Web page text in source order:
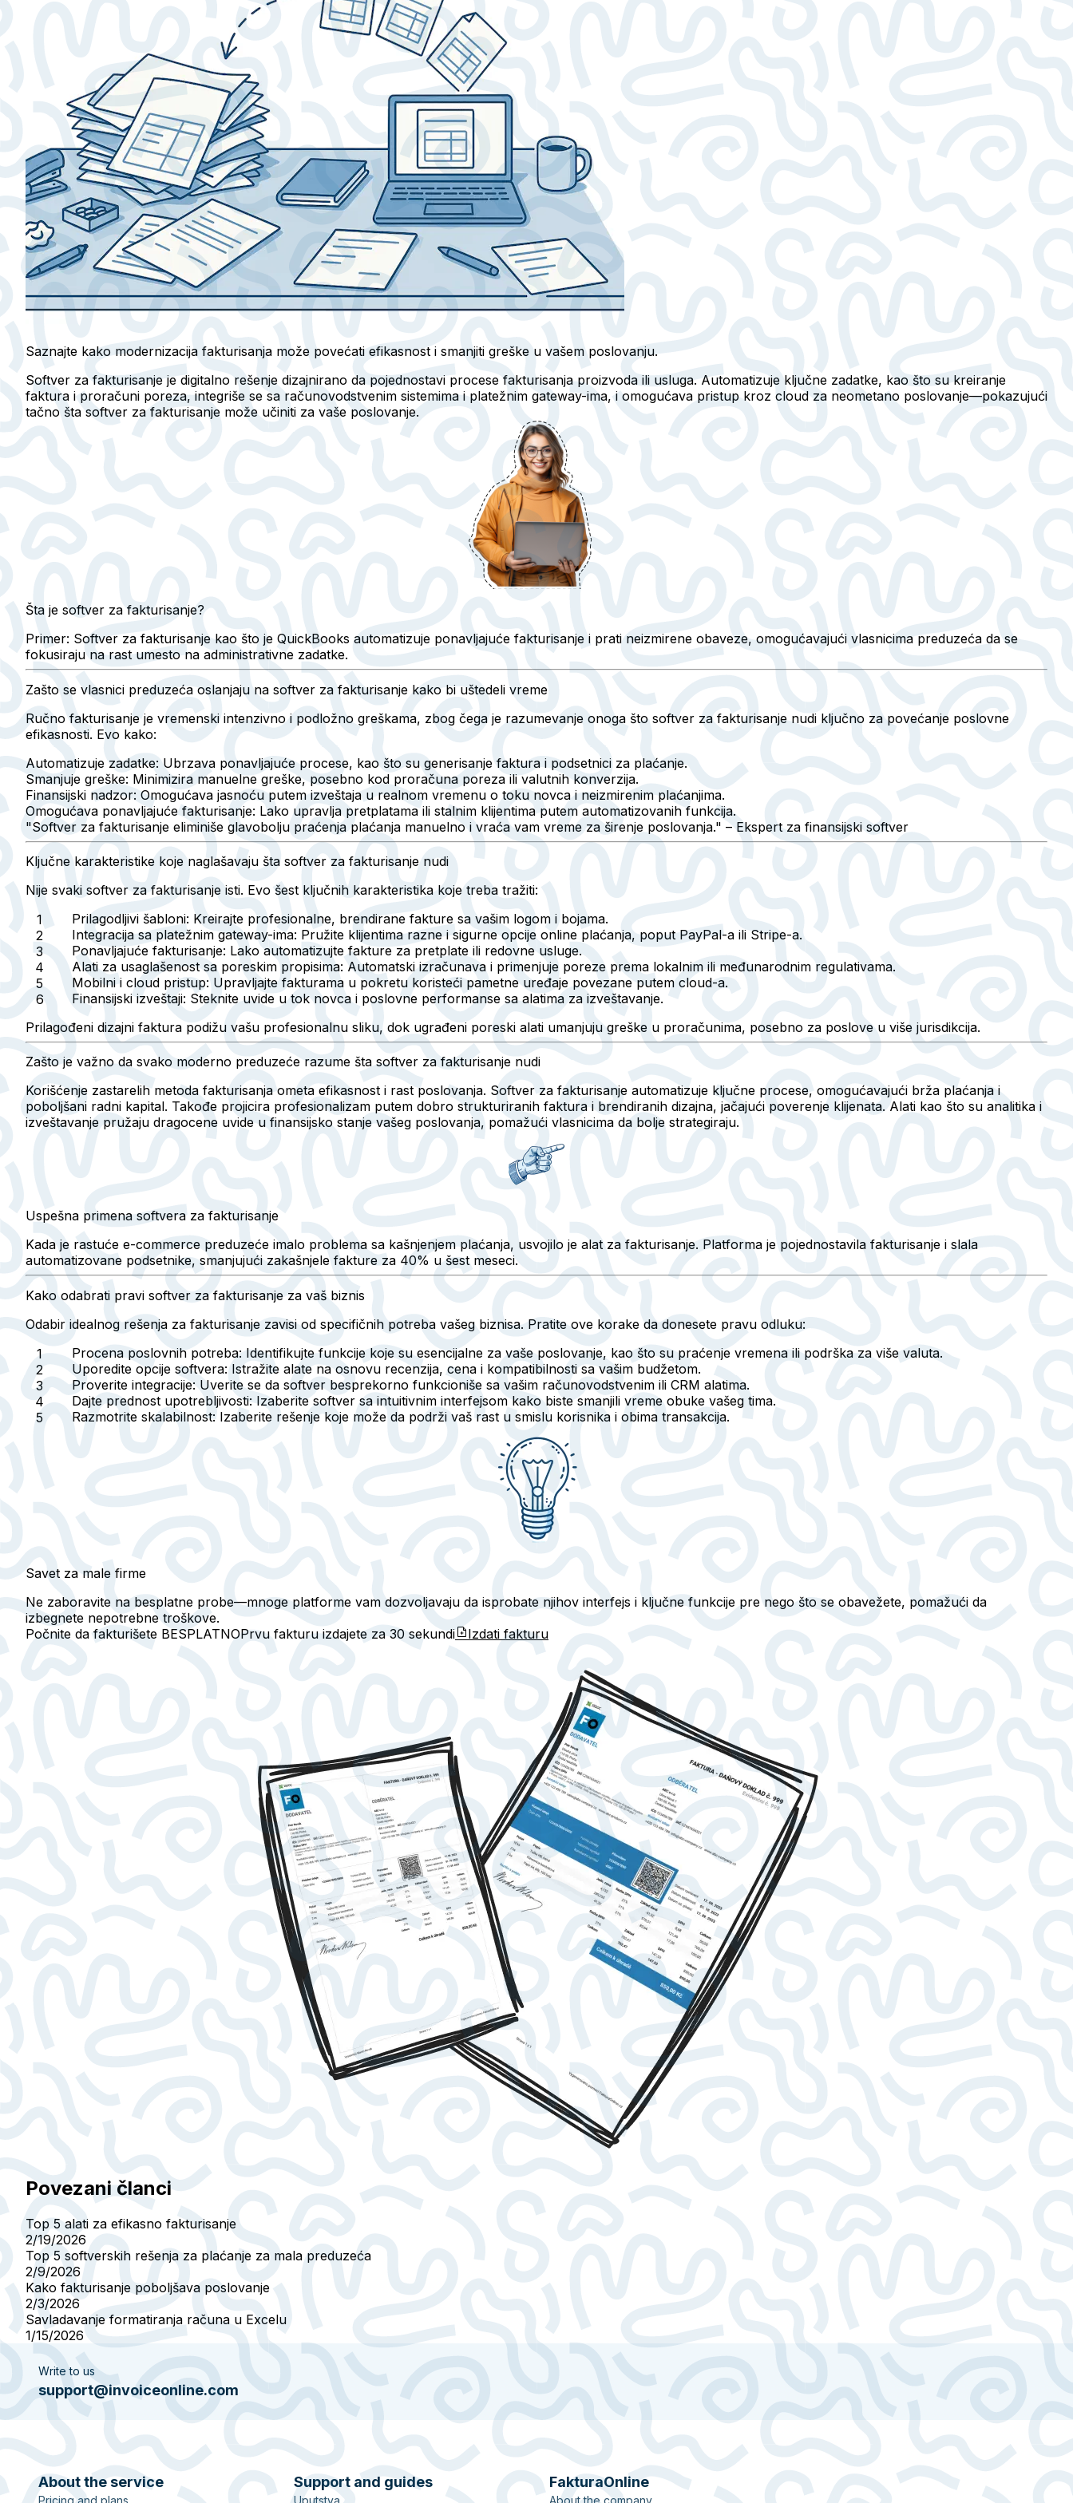
Saznajte kako modernizacija fakturisanja može povećati efikasnost i smanjiti greške u vašem poslovanju.
Softver za fakturisanje je digitalno rešenje dizajnirano da pojednostavi procese fakturisanja proizvoda ili usluga. Automatizuje ključne zadatke, kao što su kreiranje
faktura i proračuni poreza, integriše se sa računovodstvenim sistemima i platežnim gateway-ima, i omogućava pristup kroz cloud za neometano poslovanje—pokazujući
tačno šta softver za fakturisanje može učiniti za vaše poslovanje.
Šta je softver za fakturisanje?
Primer: Softver za fakturisanje kao što je QuickBooks automatizuje ponavljajuće fakturisanje i prati neizmirene obaveze, omogućavajući vlasnicima preduzeća da se
fokusiraju na rast umesto na administrativne zadatke.
Zašto se vlasnici preduzeća oslanjaju na softver za fakturisanje kako bi uštedeli vreme
Ručno fakturisanje je vremenski intenzivno i podložno greškama, zbog čega je razumevanje onoga što softver za fakturisanje nudi ključno za povećanje poslovne
efikasnosti. Evo kako:
Automatizuje zadatke: Ubrzava ponavljajuće procese, kao što su generisanje faktura i podsetnici za plaćanje.
Smanjuje greške: Minimizira manuelne greške, posebno kod proračuna poreza ili valutnih konverzija.
Finansijski nadzor: Omogućava jasnoću putem izveštaja u realnom vremenu o toku novca i neizmirenim plaćanjima.
Omogućava ponavljajuće fakturisanje: Lako upravlja pretplatama ili stalnim klijentima putem automatizovanih funkcija.
"Softver za fakturisanje eliminiše glavobolju praćenja plaćanja manuelno i vraća vam vreme za širenje poslovanja." – Ekspert za finansijski softver
Ključne karakteristike koje naglašavaju šta softver za fakturisanje nudi
Nije svaki softver za fakturisanje isti. Evo šest ključnih karakteristika koje treba tražiti:
Prilagodljivi šabloni: Kreirajte profesionalne, brendirane fakture sa vašim logom i bojama.
Integracija sa platežnim gateway-ima: Pružite klijentima razne i sigurne opcije online plaćanja, poput PayPal-a ili Stripe-a.
Ponavljajuće fakturisanje: Lako automatizujte fakture za pretplate ili redovne usluge.
Alati za usaglašenost sa poreskim propisima: Automatski izračunava i primenjuje poreze prema lokalnim ili međunarodnim regulativama.
Mobilni i cloud pristup: Upravljajte fakturama u pokretu koristeći pametne uređaje povezane putem cloud-a.
Finansijski izveštaji: Steknite uvide u tok novca i poslovne performanse sa alatima za izveštavanje.
Prilagođeni dizajni faktura podižu vašu profesionalnu sliku, dok ugrađeni poreski alati umanjuju greške u proračunima, posebno za poslove u više jurisdikcija.
Zašto je važno da svako moderno preduzeće razume šta softver za fakturisanje nudi
Korišćenje zastarelih metoda fakturisanja ometa efikasnost i rast poslovanja. Softver za fakturisanje automatizuje ključne procese, omogućavajući brža plaćanja i
poboljšani radni kapital. Takođe projicira profesionalizam putem dobro strukturiranih faktura i brendiranih dizajna, jačajući poverenje klijenata. Alati kao što su analitika i
izveštavanje pružaju dragocene uvide u finansijsko stanje vašeg poslovanja, pomažući vlasnicima da bolje strategiraju.
Uspešna primena softvera za fakturisanje
Kada je rastuće e-commerce preduzeće imalo problema sa kašnjenjem plaćanja, usvojilo je alat za fakturisanje. Platforma je pojednostavila fakturisanje i slala
automatizovane podsetnike, smanjujući zakašnjele fakture za 40% u šest meseci.
Kako odabrati pravi softver za fakturisanje za vaš biznis
Odabir idealnog rešenja za fakturisanje zavisi od specifičnih potreba vašeg biznisa. Pratite ove korake da donesete pravu odluku:
Procena poslovnih potreba: Identifikujte funkcije koje su esencijalne za vaše poslovanje, kao što su praćenje vremena ili podrška za više valuta.
Uporedite opcije softvera: Istražite alate na osnovu recenzija, cena i kompatibilnosti sa vašim budžetom.
Proverite integracije: Uverite se da softver besprekorno funkcioniše sa vašim računovodstvenim ili CRM alatima.
Dajte prednost upotrebljivosti: Izaberite softver sa intuitivnim interfejsom kako biste smanjili vreme obuke vašeg tima.
Razmotrite skalabilnost: Izaberite rešenje koje može da podrži vaš rast u smislu korisnika i obima transakcija.
Savet za male firme
Ne zaboravite na besplatne probe—mnoge platforme vam dozvoljavaju da isprobate njihov interfejs i ključne funkcije pre nego što se obavežete, pomažući da
izbegnete nepotrebne troškove.
Počnite da fakturišete BESPLATNOPrvu fakturu izdajete za 30 sekundi Izdati fakturu
Povezani članci
Top 5 alati za efikasno fakturisanje
2/19/2026
Top 5 softverskih rešenja za plaćanje za mala preduzeća
2/9/2026
Kako fakturisanje poboljšava poslovanje
2/3/2026
Savladavanje formatiranja računa u Excelu
1/15/2026
Write to us
support@invoiceonline.com
About the service Support and guides FakturaOnline